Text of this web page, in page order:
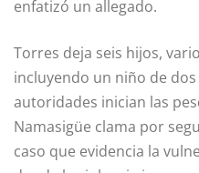
enfatizó un allegado.
Torres deja seis hijos,
incluyendo un niño de
autoridades inician las
Namasigüe clama por
caso que evidencia la